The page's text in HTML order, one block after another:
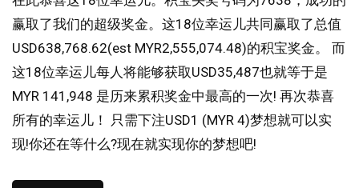
赢取了我们的超级奖金。这18位幸运儿共同赢取了总值
USD638,768.62(est MYR2,555,074.48)的积宝奖金。 而
这18位幸运儿每人将能够获取USD35,487也就等于是
MYR 141,948 是历来累积奖金中最高的一次! 再次恭喜
所有的幸运儿！ 只需下注USD1 (MYR 4)梦想就可以实
现!你还在等什么?现在就实现你的梦想吧!